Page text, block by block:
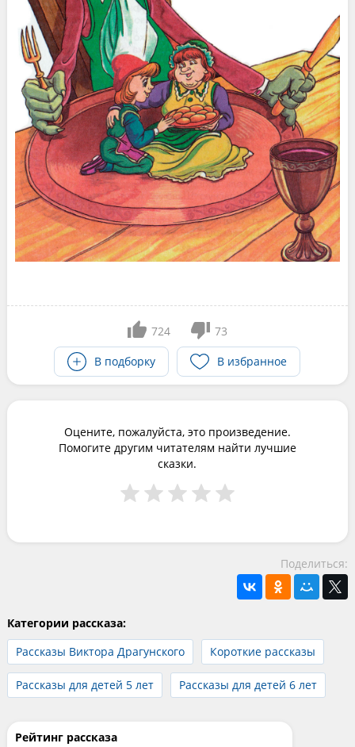
724
73
В подборку
В избранное
Оцените, пожалуйста, это произведение.
Помогите другим читателям найти лучшие
сказки.
Поделиться:
Категории рассказа:
Рассказы Виктора Драгунского
Короткие рассказы
Рассказы для детей 5 лет Рассказы для детей 6 лет
Рейтинг рассказа